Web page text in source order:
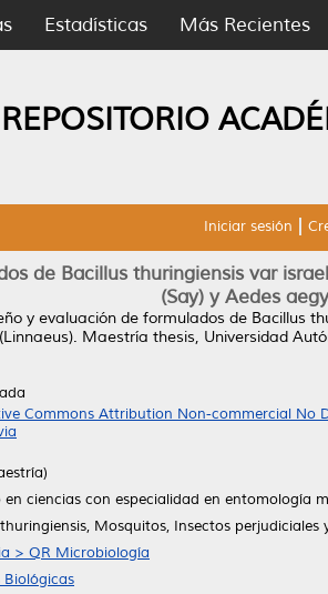
Estadísticas Más Recientes
REPOSITORIO
Iniciar sesión
de Bacillus thuringiensis var
(Say) y Aedes
y evaluación de formulados de Bacillus
Maestría thesis, Universidad
Commons Attribution Non-commercial No
en ciencias con especialidad en entomología
Mosquitos, Insectos
> QR Microbiología
Biológicas